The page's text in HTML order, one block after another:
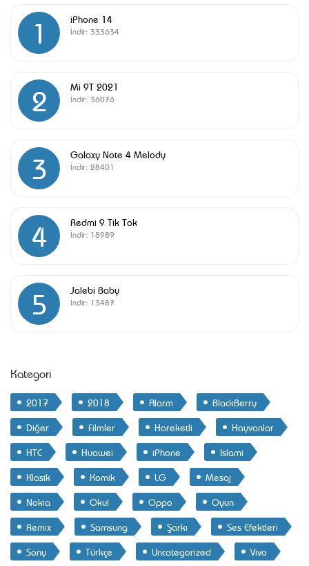
1 iPhone 14
İndir: 333634
2 Mi 9T 2021
İndir: 36076
3 Galaxy Note 4 Melody
İndir: 28401
4 Redmi 9 Tik Tok
İndir: 18989
5 Jalebi Baby
İndir: 13487
Kategori
2017 2018 Alarm
BlackBerry
Diğer
Filmler Hareketli
Hayvanlar
HTC
Huawei iPhone
Islami
Klasik
Komik LG
Mesaj
Nokia
Okul Oppo
Oyun
Remix
Samsung Şarkı
Ses Efektleri
Sony
Türkçe Uncategorized Vivo